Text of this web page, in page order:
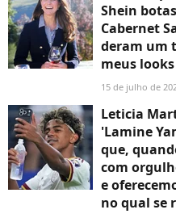
Shein
Cabernet
deram um
meus
15 de julho de
Leticia
'Lamine
que,
com
e
no qual se